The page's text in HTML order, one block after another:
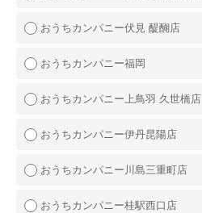
おうちカンパニー伏見 醍醐店
おうちカンパニー福岡
おうちカンパニー上鳥羽 久世橋店
おうちカンパニー伊丹昆陽店
おうちカンパニー川島三重町店
おうちカンパニー桂駅西口店